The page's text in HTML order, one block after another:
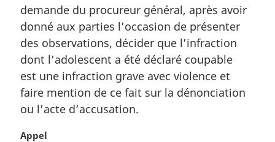
e
:
e
m
a
g
i
n
a
e
demande du procureur général, après avoir
donné aux parties l’occasion de présenter
des observations, décider que l’infraction
dont l’adolescent a été déclaré coupable
est une infraction grave avec violence et
faire mention de ce fait sur la dénonciation
ou l’acte d’accusation.
N
Appel